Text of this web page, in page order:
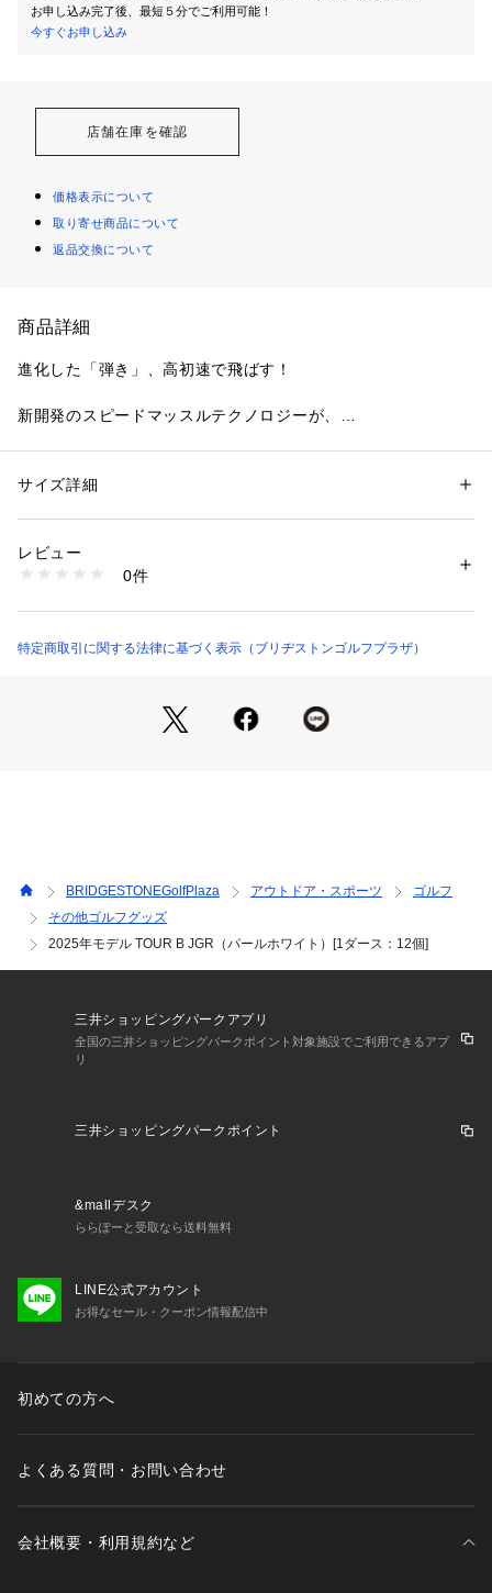
お申し込み完了後、最短５分でご利用可能！
今すぐお申し込み
店舗在庫を確認
価格表示について
取り寄せ商品について
返品交換について
商品詳細
進化した「弾き」、高初速で飛ばす！
新開発のスピードマッスルテクノロジーが、
高初速が生み出すモンスター級の飛距離を体感せよ！
性別：レディース
商品番号：
J5GX （ショップ）
サイズ詳細
レビュー
0件
特定商取引に関する法律に基づく表示（ブリヂストンゴルフプラザ）
BRIDGESTONEGolfPlaza アウトドア・スポーツ
ゴルフ
その他ゴルフグッズ
2025年モデル TOUR B JGR（パールホワイト）[1ダース：12個]
三井ショッピングパークアプリ
全国の三井ショッピングパークポイント対象施設でご利用できるアプ
リ
三井ショッピングパークポイント
&mallデスク
ららぽーと受取なら送料無料
LINE公式アカウント
お得なセール・クーポン情報配信中
初めての方へ
よくある質問・お問い合わせ
会社概要・利用規約など